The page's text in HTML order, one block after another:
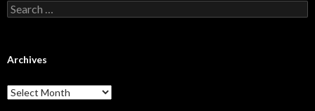
S
e
c
f
o
Archives
A
r